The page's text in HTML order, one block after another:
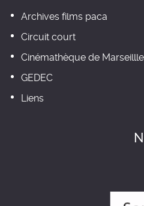
Archives films paca
Circuit court
Cinémathèque de Marseillle
GEDEC
Liens